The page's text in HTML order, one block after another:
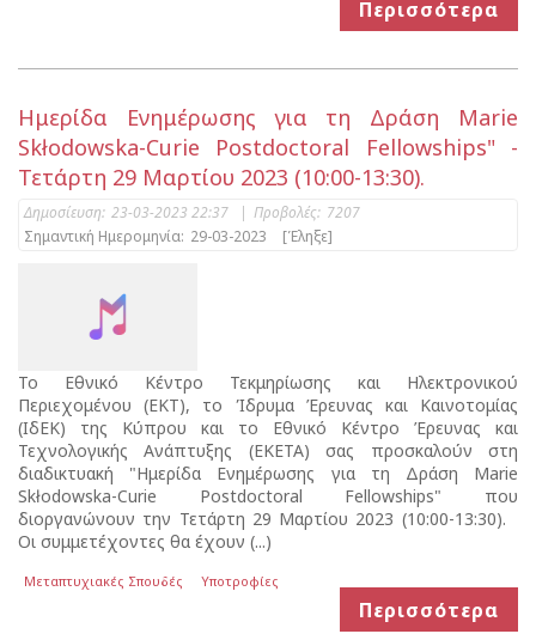
Περισσότερα
Ημερίδα Ενημέρωσης για τη Δράση Marie
Skłodowska-Curie Postdoctoral Fellowships" -
Τετάρτη 29 Μαρτίου 2023 (10:00-13:30).
Δημοσίευση: 23-03-2023 22:37 | Προβολές: 7207
Σημαντική Ημερομηνία: 29-03-2023 [Έληξε]
Το Εθνικό Κέντρο Τεκμηρίωσης και Ηλεκτρονικού
Περιεχομένου (EKT), το Ίδρυμα Έρευνας και Καινοτομίας
(ΙδΕΚ) της Κύπρου και το Εθνικό Κέντρο Έρευνας και
Τεχνολογικής Ανάπτυξης (ΕΚΕΤΑ) σας προσκαλούν στη
διαδικτυακή "Ημερίδα Ενημέρωσης για τη Δράση Marie
Skłodowska-Curie Postdoctoral Fellowships" που
διοργανώνουν την Τετάρτη 29 Μαρτίου 2023 (10:00-13:30).
Οι συμμετέχοντες θα έχουν (...)
Μεταπτυχιακές Σπουδές Υποτροφίες
Περισσότερα